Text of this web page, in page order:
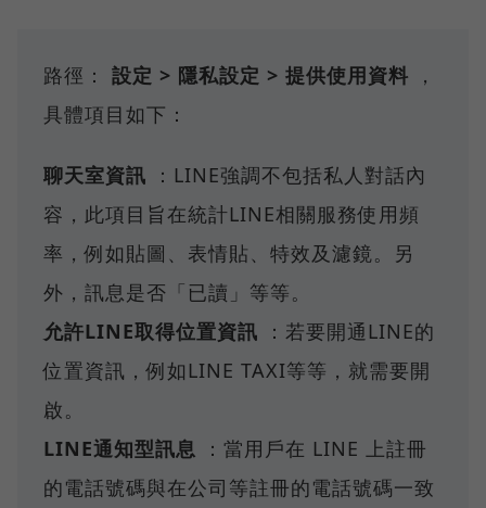
路徑： 設定 > 隱私設定 > 提供使用資料 ，
具體項目如下：
聊天室資訊 ：LINE強調不包括私人對話內
容，此項目旨在統計LINE相關服務使用頻
率，例如貼圖、表情貼、特效及濾鏡。另
外，訊息是否「已讀」等等。
允許LINE取得位置資訊 ：若要開通LINE的
位置資訊，例如LINE TAXI等等，就需要開
啟。
LINE通知型訊息 ：當用戶在 LINE 上註冊
的電話號碼與在公司等註冊的電話號碼一致